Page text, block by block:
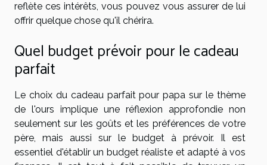
reflète ces intérêts, vous pouvez vous assurer de lui
offrir quelque chose qu'il chérira.
Quel budget prévoir pour le cadeau
parfait
Le choix du cadeau parfait pour papa sur le thème
de l'ours implique une réflexion approfondie non
seulement sur les goûts et les préférences de votre
père, mais aussi sur le budget à prévoir. Il est
essentiel d'établir un budget réaliste et adapté à vos